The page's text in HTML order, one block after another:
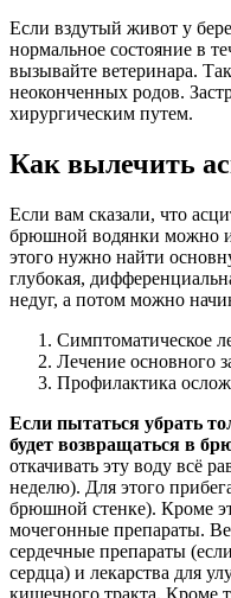
Если вздутый живот у
нормальное состояние в
вызывайте ветеринара.
неоконченных родов.
хирургическим путем.
Как вылечить
Если вам сказали, что
брюшной водянки можно
этого нужно найти
глубокая,
недуг, а потом можно
Симптоматическое
Лечение основного
Профилактика
Если пытаться убрать
будет возвращаться в
откачивать эту воду всё
неделю). Для этого
брюшной стенке). Кроме
мочегонные препараты.
сердечные препараты
сердца) и лекарства для
кишечного тракта. Кроме